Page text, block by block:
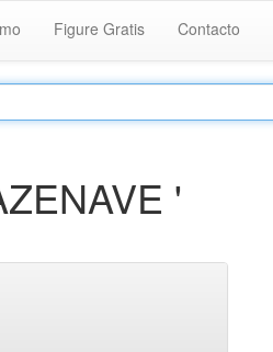
Figure Gratis Contacto
'